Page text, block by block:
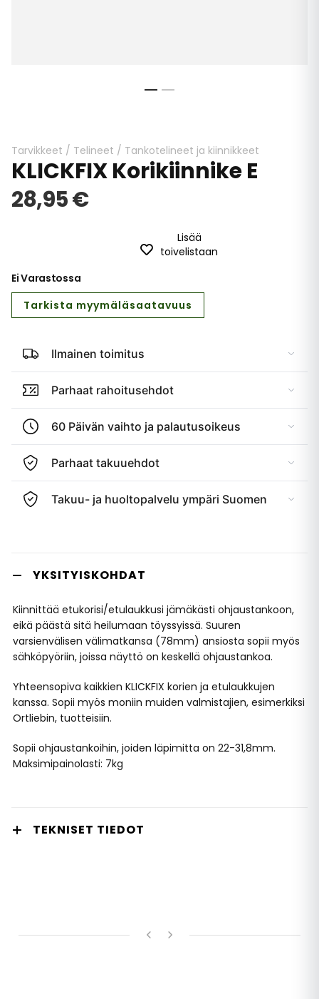
beginning
of
the
images
gallery
Tarvikkeet / Telineet / Tankotelineet ja kiinnikkeet
KLICKFIX Korikiinnike E
28,95 €
Lisää
toivelistaan
Ei Varastossa
Tarkista myymäläsaatavuus
Ilmainen toimitus
Parhaat rahoitusehdot
60 Päivän vaihto ja palautusoikeus
Parhaat takuuehdot
Takuu- ja huoltopalvelu ympäri Suomen
YKSITYISKOHDAT
Kiinnittää etukorisi/etulaukkusi jämäkästi ohjaustankoon,
eikä päästä sitä heilumaan töyssyissä. Suuren
varsienvälisen välimatkansa (78mm) ansiosta sopii myös
sähköpyöriin, joissa näyttö on keskellä ohjaustankoa.
Yhteensopiva kaikkien KLICKFIX korien ja etulaukkujen
kanssa. Sopii myös moniin muiden valmistajien, esimerkiksi
Ortliebin, tuotteisiin.
Sopii ohjaustankoihin, joiden läpimitta on 22-31,8mm.
Maksimipainolasti: 7kg
TEKNISET TIEDOT